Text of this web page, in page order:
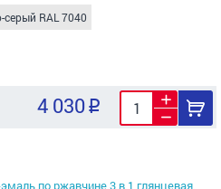
серый RAL 7040
4 030
по ржавчине 3 в 1 глянцевая,